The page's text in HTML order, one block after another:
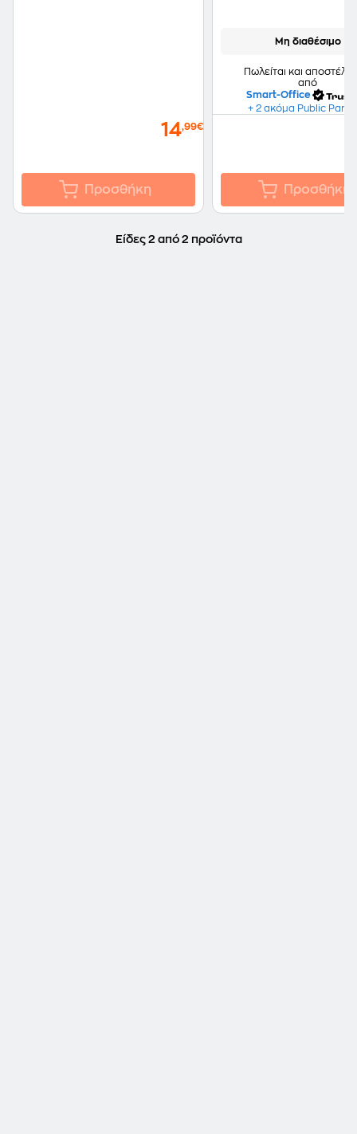
14,99€
Προσθήκη
Μη διαθέσιμο
Πωλείται και
από
Smart-Office
+ 2 ακόμα Public
Προσθήκη
Είδες 2 από 2 προϊόντα